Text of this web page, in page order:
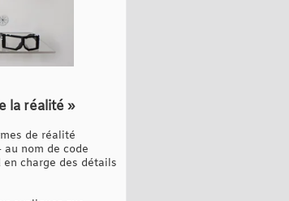
la réalité »
de réalité
nom de code
charge des détails